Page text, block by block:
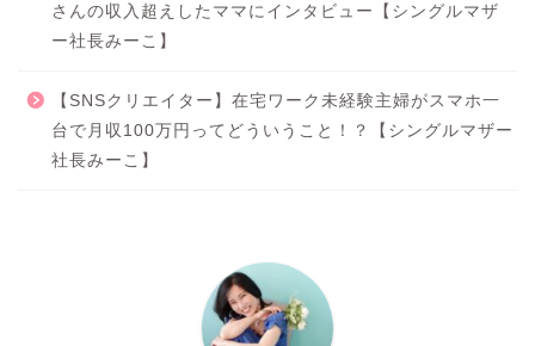
さんの収入超えしたママにインタビュー【シングルマザ
ー社長みーこ】
【SNSクリエイター】在宅ワーク未経験主婦がスマホ一
台で月収100万円ってどういうこと！？【シングルマザー
社長みーこ】